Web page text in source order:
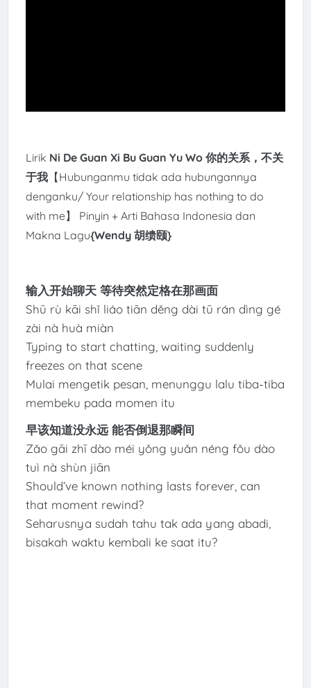
Lirik Ni De Guan Xi Bu Guan Yu Wo 你的关系，不关
于我【Hubunganmu tidak ada hubungannya
denganku/ Your relationship has nothing to do
with me】 Pinyin + Arti Bahasa Indonesia dan
Makna Lagu{Wendy 胡缋颐}
输入开始聊天 等待突然定格在那画面
Shū rù kāi shǐ liáo tiān děng dài tū rán dìng gé
zài nà huà miàn
Typing to start chatting, waiting suddenly
freezes on that scene
Mulai mengetik pesan, menunggu lalu tiba-tiba
membeku pada momen itu
早该知道没永远 能否倒退那瞬间
Zǎo gāi zhī dào méi yǒng yuǎn néng fǒu dào
tuì nà shùn jiān
Should’ve known nothing lasts forever, can
that moment rewind?
Seharusnya sudah tahu tak ada yang abadi,
bisakah waktu kembali ke saat itu?